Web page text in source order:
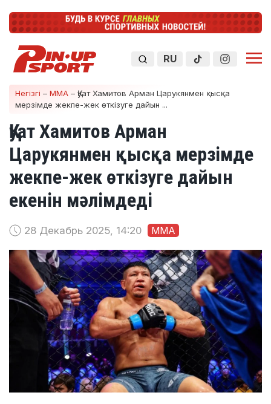
RU
Негізгі – ММА – Қуат Хамитов Арман Царукянмен қысқа
мерзімде жекпе-жек өткізуге дайын ...
Қуат Хамитов Арман
Царукянмен қысқа мерзімде
жекпе-жек өткізуге дайын
екенін мәлімдеді
28 Декабрь 2025, 14:20 ММА